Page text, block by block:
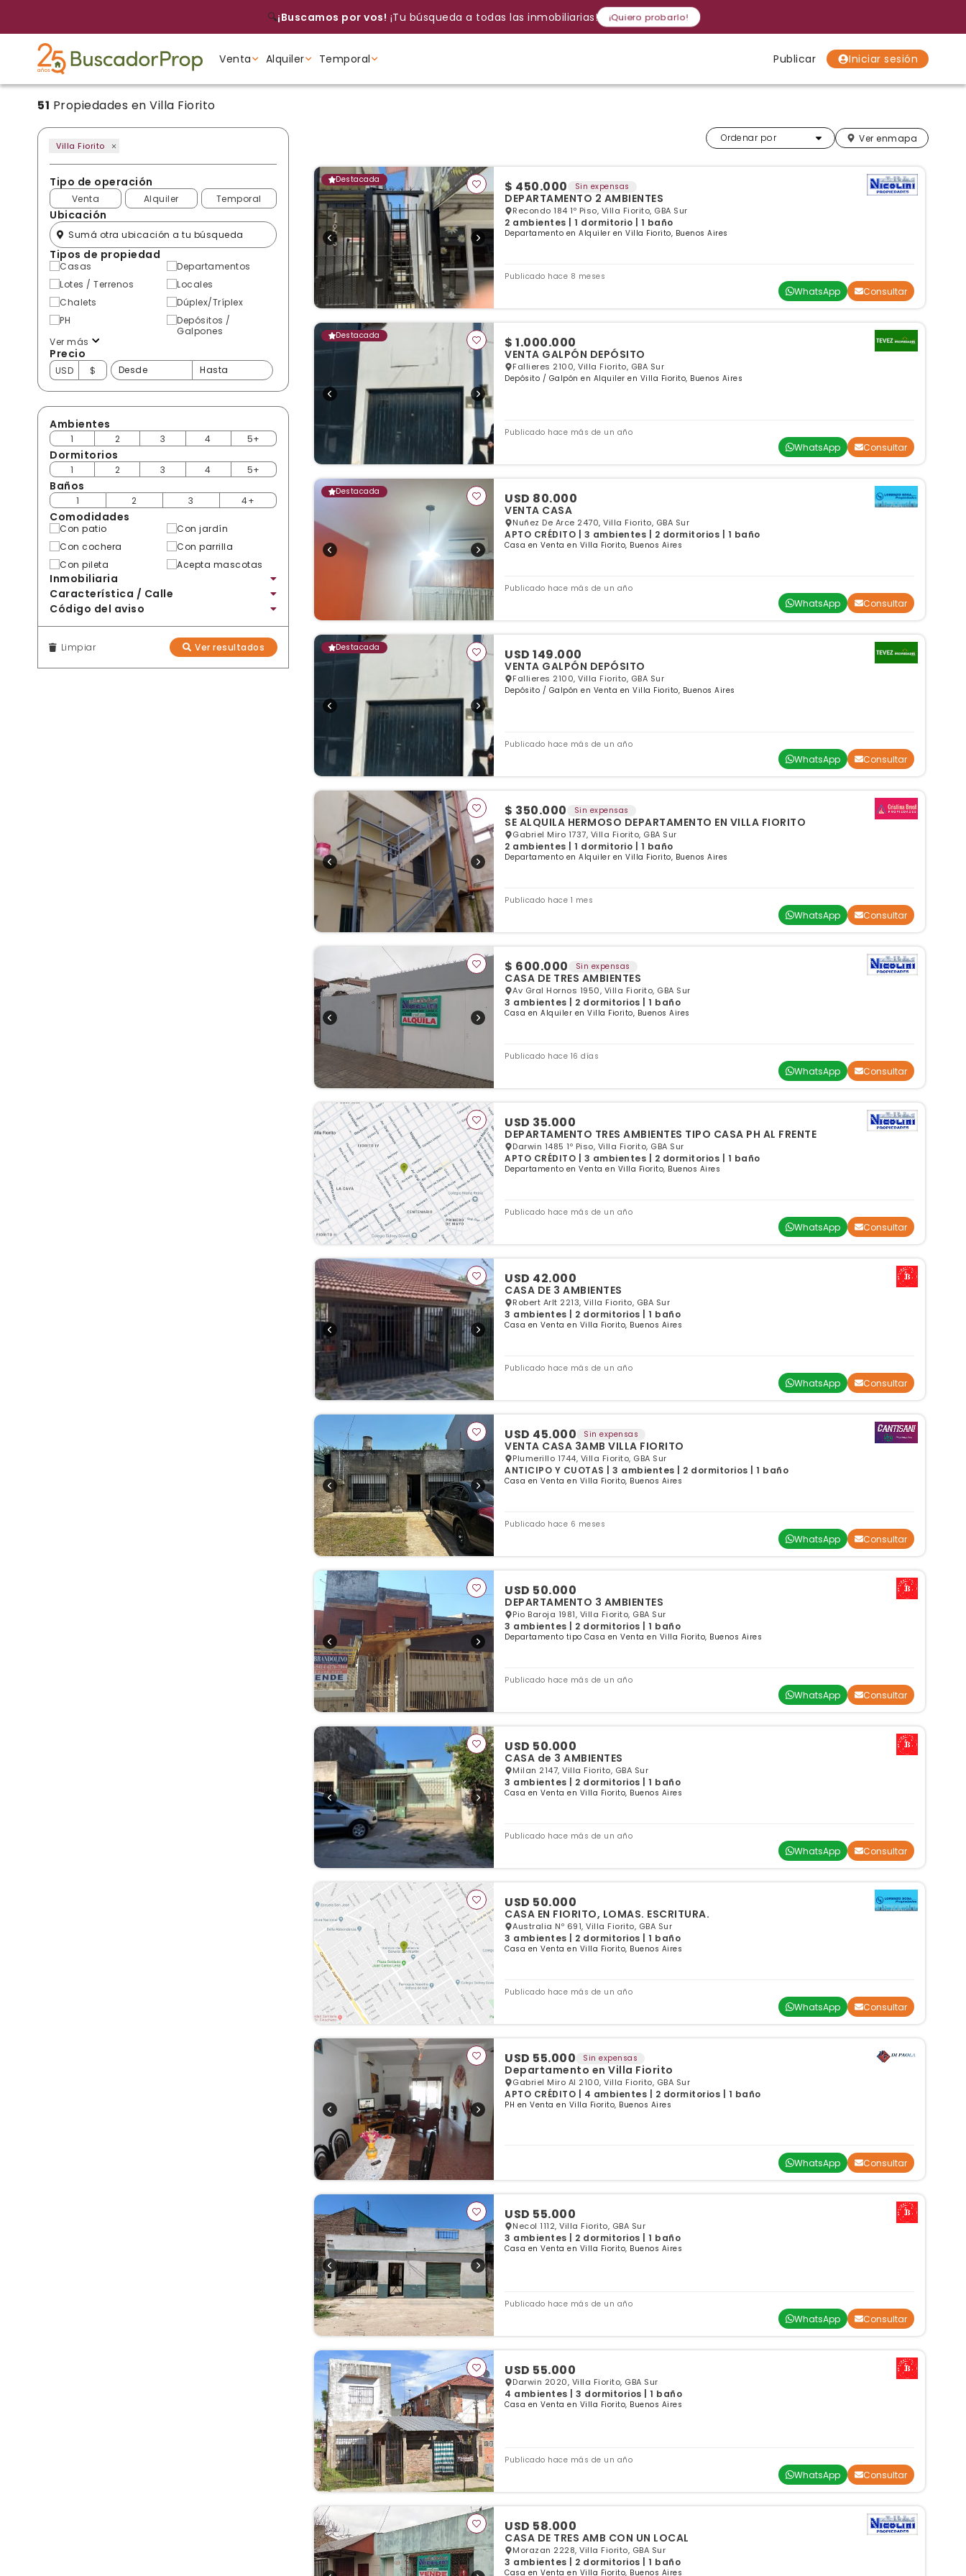
🔍¡Buscamos por vos! ¡Tu búsqueda a todas las inmobiliarias! ¡Quiero probarlo!
Venta
Tipo de propiedad
Alquiler
Tipo de propiedad
Temporal
Tipo de propiedad
Publicar Iniciar sesión
Cancelar Si, eliminar
Gracias
51 Propiedades en Villa Fiorito
Villa Fiorito
Tipo de operación
Venta Alquiler Temporal
Ubicación
Tipos de propiedad
Casas
Departamentos
Lotes / Terrenos
Locales
Chalets
Dúplex/Tríplex
PH
Depósitos /
Galpones
Ver más
Precio
USD $
Ambientes
1 2 3 4 5+
Dormitorios
1 2 3 4 5+
Baños
1 2 3 4+
Comodidades
Con patio
Con jardín
Con cochera
Con parrilla
Con pileta
Acepta mascotas
Inmobiliaria
Característica / Calle
Código del aviso
Limpiar Ver resultados
Ordenar por
Más relevantes Ver enmapa
Destacada $ 450.000 Sin expensas
DEPARTAMENTO 2 AMBIENTES
Recondo 184 1º Piso, Villa Fiorito, GBA Sur
2 ambientes | 1 dormitorio | 1 baño
Departamento en Alquiler en Villa Fiorito, Buenos Aires
Publicado hace 8 meses
WhatsApp Consultar
Destacada $ 1.000.000
VENTA GALPÓN DEPÓSITO
Fallieres 2100, Villa Fiorito, GBA Sur
Depósito / Galpón en Alquiler en Villa Fiorito, Buenos Aires
Publicado hace más de un año
WhatsApp Consultar
Destacada USD 80.000
VENTA CASA
Nuñez De Arce 2470, Villa Fiorito, GBA Sur
APTO CRÉDITO | 3 ambientes | 2 dormitorios | 1 baño
Casa en Venta en Villa Fiorito, Buenos Aires
Publicado hace más de un año
WhatsApp Consultar
Destacada USD 149.000
VENTA GALPÓN DEPÓSITO
Fallieres 2100, Villa Fiorito, GBA Sur
Depósito / Galpón en Venta en Villa Fiorito, Buenos Aires
Publicado hace más de un año
WhatsApp Consultar
$ 350.000 Sin expensas
SE ALQUILA HERMOSO DEPARTAMENTO EN VILLA FIORITO
Gabriel Miro 1737, Villa Fiorito, GBA Sur
2 ambientes | 1 dormitorio | 1 baño
Departamento en Alquiler en Villa Fiorito, Buenos Aires
Publicado hace 1 mes
WhatsApp Consultar
$ 600.000 Sin expensas
CASA DE TRES AMBIENTES
Av Gral Hornos 1950, Villa Fiorito, GBA Sur
3 ambientes | 2 dormitorios | 1 baño
Casa en Alquiler en Villa Fiorito, Buenos Aires
Publicado hace 16 días
WhatsApp Consultar
USD 35.000
DEPARTAMENTO TRES AMBIENTES TIPO CASA PH AL FRENTE
Darwin 1485 1º Piso, Villa Fiorito, GBA Sur
APTO CRÉDITO | 3 ambientes | 2 dormitorios | 1 baño
Departamento en Venta en Villa Fiorito, Buenos Aires
Publicado hace más de un año
WhatsApp Consultar
USD 42.000
CASA DE 3 AMBIENTES
Robert Arlt 2213, Villa Fiorito, GBA Sur
3 ambientes | 2 dormitorios | 1 baño
Casa en Venta en Villa Fiorito, Buenos Aires
Publicado hace más de un año
WhatsApp Consultar
USD 45.000 Sin expensas
VENTA CASA 3AMB VILLA FIORITO
Plumerillo 1744, Villa Fiorito, GBA Sur
ANTICIPO Y CUOTAS | 3 ambientes | 2 dormitorios | 1 baño
Casa en Venta en Villa Fiorito, Buenos Aires
Publicado hace 6 meses
WhatsApp Consultar
USD 50.000
DEPARTAMENTO 3 AMBIENTES
Pio Baroja 1981, Villa Fiorito, GBA Sur
3 ambientes | 2 dormitorios | 1 baño
Departamento tipo Casa en Venta en Villa Fiorito, Buenos Aires
Publicado hace más de un año
WhatsApp Consultar
USD 50.000
CASA de 3 AMBIENTES
Milan 2147, Villa Fiorito, GBA Sur
3 ambientes | 2 dormitorios | 1 baño
Casa en Venta en Villa Fiorito, Buenos Aires
Publicado hace más de un año
WhatsApp Consultar
USD 50.000
CASA EN FIORITO, LOMAS. ESCRITURA.
Australia Nº 691, Villa Fiorito, GBA Sur
3 ambientes | 2 dormitorios | 1 baño
Casa en Venta en Villa Fiorito, Buenos Aires
Publicado hace más de un año
WhatsApp Consultar
USD 55.000 Sin expensas
Departamento en Villa Fiorito
Gabriel Miro Al 2100, Villa Fiorito, GBA Sur
APTO CRÉDITO | 4 ambientes | 2 dormitorios | 1 baño
PH en Venta en Villa Fiorito, Buenos Aires
WhatsApp Consultar
USD 55.000
Necol 1112, Villa Fiorito, GBA Sur
3 ambientes | 2 dormitorios | 1 baño
Casa en Venta en Villa Fiorito, Buenos Aires
Publicado hace más de un año
WhatsApp Consultar
USD 55.000
Darwin 2020, Villa Fiorito, GBA Sur
4 ambientes | 3 dormitorios | 1 baño
Casa en Venta en Villa Fiorito, Buenos Aires
Publicado hace más de un año
WhatsApp Consultar
USD 58.000
CASA DE TRES AMB CON UN LOCAL
Morazan 2228, Villa Fiorito, GBA Sur
3 ambientes | 2 dormitorios | 1 baño
Casa en Venta en Villa Fiorito, Buenos Aires